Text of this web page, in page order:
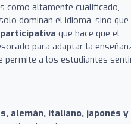
como altamente cualificado,
dominan el idioma, sino que
que hace que el
para adaptar la
permite a los estudiantes
alemán, italiano, japonés y